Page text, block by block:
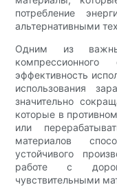
потребление
альтернативными
Одним из
эффективность
использования
значительно
которые в
или
материалов
устойчивого
работе с
чувствительными